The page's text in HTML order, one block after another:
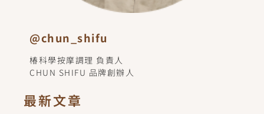
@chun_shifu
椿科學按摩調理 負責人
CHUN SHIFU 品牌創辦人
最新文章